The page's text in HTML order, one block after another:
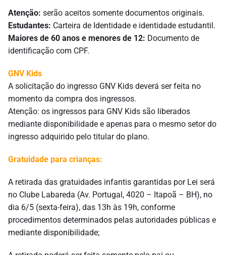
Atenção: serão aceitos somente documentos originais.
Estudantes: Carteira de Identidade e identidade estudantil.
Maiores de 60 anos e menores de 12: Documento de
identificação com CPF.
GNV Kids
A solicitação do ingresso GNV Kids deverá ser feita no
momento da compra dos ingressos.
Atenção: os ingressos para GNV Kids são liberados
mediante disponibilidade e apenas para o mesmo setor do
ingresso adquirido pelo titular do plano.
Gratuidade para crianças:
A retirada das gratuidades infantis garantidas por Lei será
no Clube Labareda (Av. Portugal, 4020 – Itapoã – BH), no
dia 6/5 (sexta-feira), das 13h às 19h, conforme
procedimentos determinados pelas autoridades públicas e
mediante disponibilidade;